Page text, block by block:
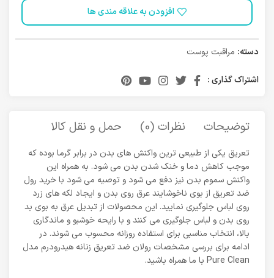
افزودن به علاقه مندی ها
دسته: مراقبت پوست
اشتراک گذاری :
توضیحات نظرات (0) حمل و نقل کالا
تعریق یکی از طبیعی ترین واکنش های بدن در برابر گرما بوده که
موجب کاهش دما و خنک شدن بدن می شود. به همراه این
واکنش سموم بدن نیز دفع می شود و توصیه می شود با خرید رول
ضد تعریق از بوی ناخوشایند عرق روی بدن و ایجاد لکه های زرد
روی لباس جلوگیری نمایید. این محصولات از تبدیل عرق به بوی بد
روی بدن و لباس جلوگیری می کنند و با رایحه خوشبو و ماندگاری
بالا، انتخاب مناسبی برای استفاده روزانه محسوب می شوند. در
ادامه برای بررسی مشخصات رولان ضد تعریق زنانه هیدرودرم مدل
Pure Clean با ما همراه باشید.